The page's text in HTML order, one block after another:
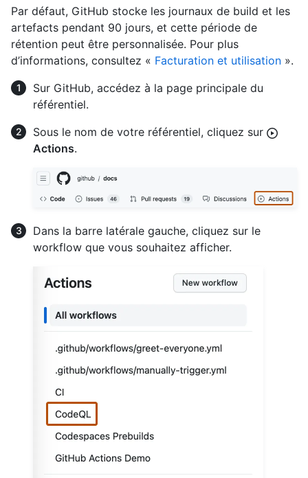
Par défaut, GitHub stocke les journaux de build et les
artefacts pendant 90 jours, et cette période de
rétention peut être personnalisée. Pour plus
d’informations, consultez « Facturation et utilisation ».
Sur GitHub, accédez à la page principale du
référentiel.
Sous le nom de votre référentiel, cliquez sur
Actions.
Dans la barre latérale gauche, cliquez sur le
workflow que vous souhaitez afficher.